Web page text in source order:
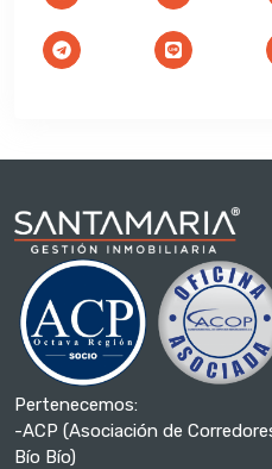
Pertenecemos:
-ACP (Asociación de
Bío Bío)